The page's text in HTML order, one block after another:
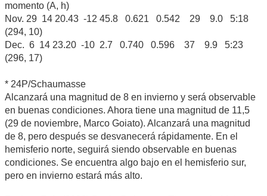
momento (A, h)
Nov. 29 14 20.43 -12 45.8 0.621 0.542 29 9.0 5:18
(294, 10)
Dec. 6 14 23.20 -10 2.7 0.740 0.596 37 9.9 5:23
(296, 17)
* 24P/Schaumasse
Alcanzará una magnitud de 8 en invierno y será observable
en buenas condiciones. Ahora tiene una magnitud de 11,5
(29 de noviembre, Marco Goiato). Alcanzará una magnitud
de 8, pero después se desvanecerá rápidamente. En el
hemisferio norte, seguirá siendo observable en buenas
condiciones. Se encuentra algo bajo en el hemisferio sur,
pero en invierno estará más alto.